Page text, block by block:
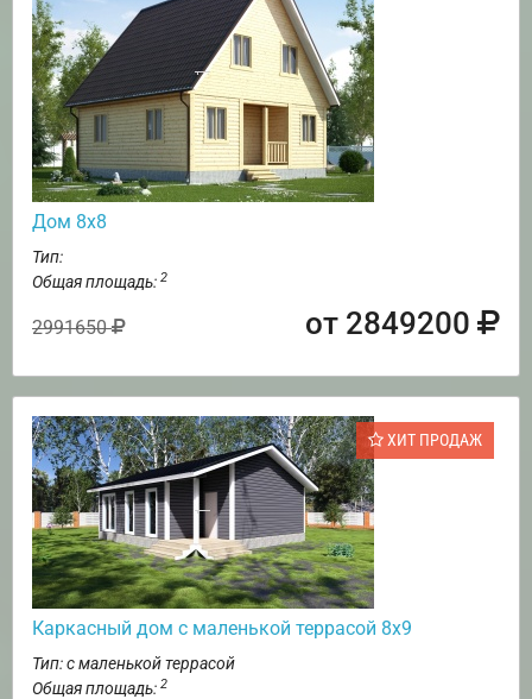
Дом 8х8
Тип:
Общая площадь: 2
2991650 от 2849200
ХИТ ПРОДАЖ
Каркасный дом с маленькой террасой 8х9
Тип: с маленькой террасой
Общая площадь: 2